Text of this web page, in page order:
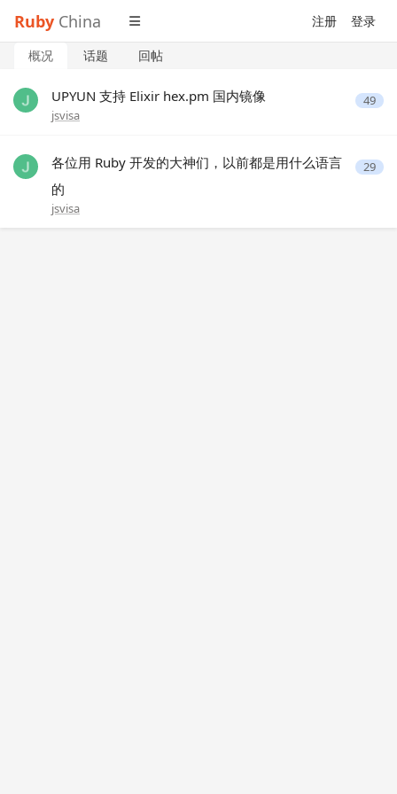
Ruby China 注册 登录
概况 话题 回帖
UPYUN 支持 Elixir hex.pm 国内镜像
jsvisa
49
各位用 Ruby 开发的大神们，以前都是用什么语言
的
jsvisa
29